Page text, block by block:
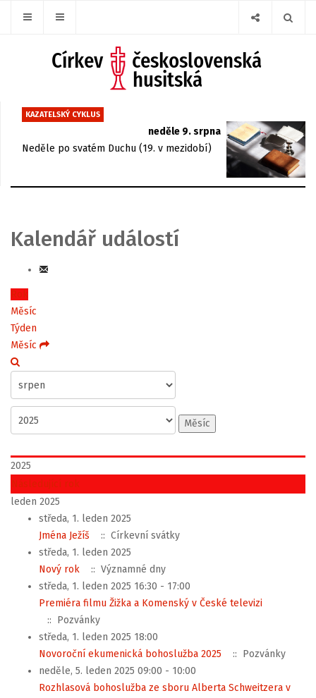
KAZATELSKÝ CYKLUS
neděle 9. srpna
Neděle po svatém Duchu (19. v mezidobí)
Kalendář událostí
Rok
Měsíc
Týden
Měsíc
Měsíc
2025
Následující rok
leden 2025
středa, 1. leden 2025
Jména Ježíš
:: Církevní svátky
středa, 1. leden 2025
Nový rok
:: Významné dny
středa, 1. leden 2025 16:30 - 17:00
Premiéra filmu Žižka a Komenský v České televizi
:: Pozvánky
středa, 1. leden 2025 18:00
Novoroční ekumenická bohoslužba 2025
:: Pozvánky
neděle, 5. leden 2025 09:00 - 10:00
Rozhlasová bohoslužba ze sboru Alberta Schweitzera v